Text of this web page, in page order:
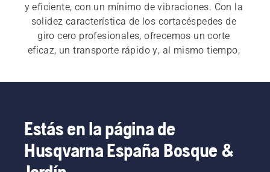
y eficiente, con un mínimo de vibraciones. Con la
solidez característica de los cortacéspedes de
giro cero profesionales, ofrecemos un corte
eficaz, un transporte rápido y, al mismo tiempo,
trabajo pesado Husqvarna se adaptan a todo
tipo de condiciones, por duras que sean, ya se
trate de áreas bien cuidadas o agrestes, en
pendiente o de hierba alta. Explora y compara
Estás en la página de
Husqvarna España Bosque &